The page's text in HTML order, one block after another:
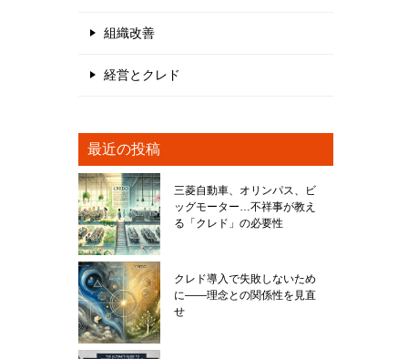
組織改善
経営とクレド
最近の投稿
三菱自動車、オリンパス、ビ
ッグモーター…不祥事が教え
る「クレド」の必要性
クレド導入で失敗しないため
に――理念との関係性を見直
せ